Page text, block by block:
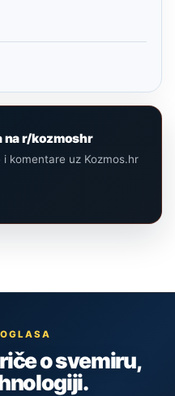
na r/kozmoshr
komentare uz Kozmos.hr
o svemiru,